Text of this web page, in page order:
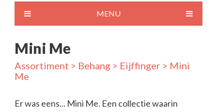
MENU
Mini Me
Assortiment > Behang > Eijffinger > Mini
Me
Er was eens... Mini Me. Een collectie waarin